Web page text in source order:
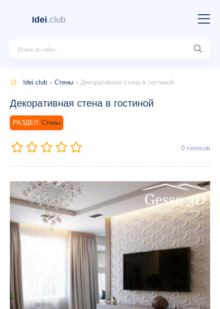
Idei.club
Idei.club » Стены » Декоративная стена в гостиной
Декоративная стена в гостиной
Стены
0 голосов